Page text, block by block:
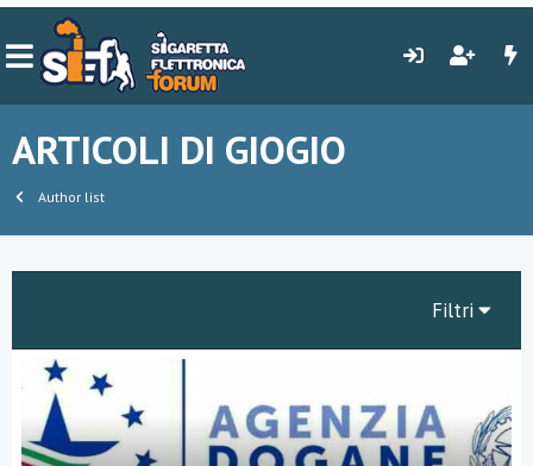
ARTICOLI DI GIOGIO
Author list
Filtri